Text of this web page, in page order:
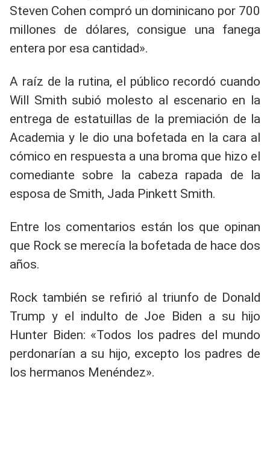
Steven Cohen compró un dominicano por 700
millones de dólares, consigue una fanega
entera por esa cantidad».
A raíz de la rutina, el público recordó cuando
Will Smith subió molesto al escenario en la
entrega de estatuillas de la premiación de la
Academia y le dio una bofetada en la cara al
cómico en respuesta a una broma que hizo el
comediante sobre la cabeza rapada de la
esposa de Smith, Jada Pinkett Smith.
Entre los comentarios están los que opinan
que Rock se merecía la bofetada de hace dos
años.
Rock también se refirió al triunfo de Donald
Trump y el indulto de Joe Biden a su hijo
Hunter Biden: «Todos los padres del mundo
perdonarían a su hijo, excepto los padres de
los hermanos Menéndez».